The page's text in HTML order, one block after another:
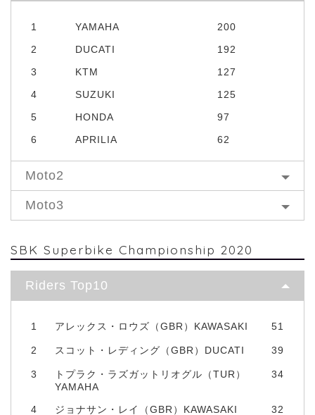
1 YAMAHA
200
2
DUCATI
192
3
KTM
127
4
SUZUKI
125
5
HONDA
97
6
APRILIA 62
Moto2
Moto3
SBK Superbike Championship 2020
Riders Top10
1 アレックス・ロウズ（GBR）KAWASAKI 51
2 スコット・レディング（GBR）DUCATI 39
3
トプラク・ラズガットリオグル（TUR）
YAMAHA
34
4 ジョナサン・レイ（GBR）KAWASAKI 32